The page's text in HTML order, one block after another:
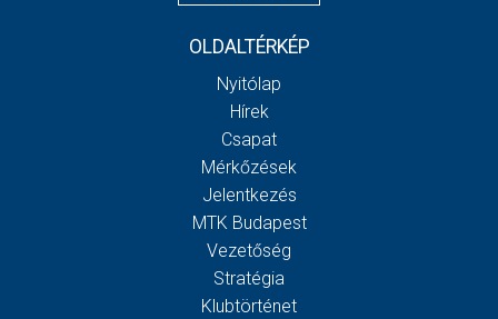
OLDALTÉRKÉP
Nyitólap
Hírek
Csapat
Mérkőzések
Jelentkezés
MTK Budapest
Vezetőség
Stratégia
Klubtörténet